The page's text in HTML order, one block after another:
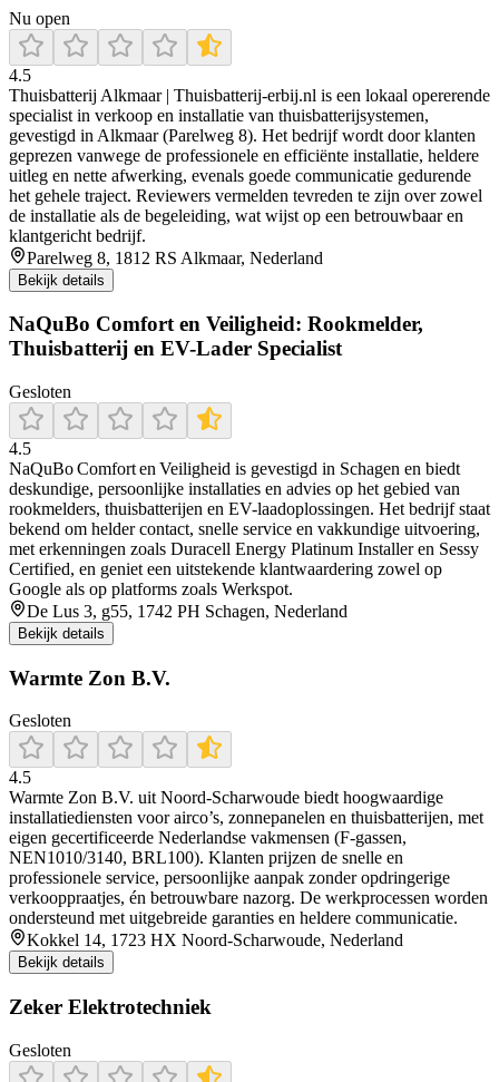
Nu open
4.5
Thuisbatterij Alkmaar | Thuisbatterij‑erbij.nl is een lokaal opererende
specialist in verkoop en installatie van thuisbatterijsystemen,
gevestigd in Alkmaar (Parelweg 8). Het bedrijf wordt door klanten
geprezen vanwege de professionele en efficiënte installatie, heldere
uitleg en nette afwerking, evenals goede communicatie gedurende
het gehele traject. Reviewers vermelden tevreden te zijn over zowel
de installatie als de begeleiding, wat wijst op een betrouwbaar en
klantgericht bedrijf.
Parelweg 8, 1812 RS Alkmaar, Nederland
Bekijk details
NaQuBo Comfort en Veiligheid: Rookmelder,
Thuisbatterij en EV-Lader Specialist
Gesloten
4.5
NaQuBo Comfort en Veiligheid is gevestigd in Schagen en biedt
deskundige, persoonlijke installaties en advies op het gebied van
rookmelders, thuisbatterijen en EV-laadoplossingen. Het bedrijf staat
bekend om helder contact, snelle service en vakkundige uitvoering,
met erkenningen zoals Duracell Energy Platinum Installer en Sessy
Certified, en geniet een uitstekende klantwaardering zowel op
Google als op platforms zoals Werkspot.
De Lus 3, g55, 1742 PH Schagen, Nederland
Bekijk details
Warmte Zon B.V.
Gesloten
4.5
Warmte Zon B.V. uit Noord‑Scharwoude biedt hoogwaardige
installatiediensten voor airco’s, zonnepanelen en thuisbatterijen, met
eigen gecertificeerde Nederlandse vakmensen (F-gassen,
NEN1010/3140, BRL100). Klanten prijzen de snelle en
professionele service, persoonlijke aanpak zonder opdringerige
verkooppraatjes, én betrouwbare nazorg. De werkprocessen worden
ondersteund met uitgebreide garanties en heldere communicatie.
Kokkel 14, 1723 HX Noord-Scharwoude, Nederland
Bekijk details
Zeker Elektrotechniek
Gesloten